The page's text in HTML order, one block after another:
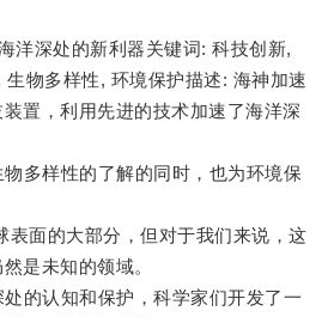
深处的新利器关键词: 科技创新,
物多样性, 环境保护描述: 海神加速
置，利用先进的技术加速了海洋深
样性的了解的同时，也为环境保
面的大部分，但对于我们来说，这
是未知的领域。
认知和保护，科学家们开发了一